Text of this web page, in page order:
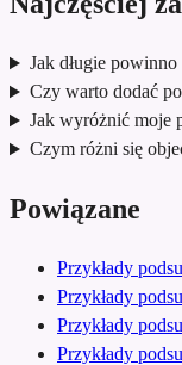
Jak długie
Czy warto dodać
Jak wyróżnić moje
Czym różni się
Powiązane
Przykłady
Przykłady
Przykłady
Przykłady